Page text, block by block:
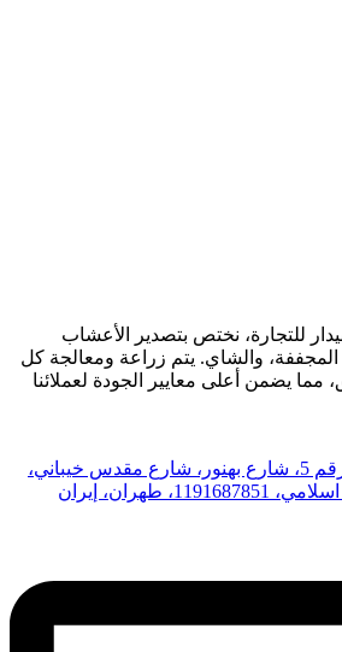
للتجارة، نختص بتصدير الأعشاب
المجففة، والشاي. يتم زراعة ومعالجة كل
مما يضمن أعلى معايير الجودة لعملائنا
الوحدة 13، رقم 5، شارع بهنور، شارع مقدس خيباني،
طهران، إيران